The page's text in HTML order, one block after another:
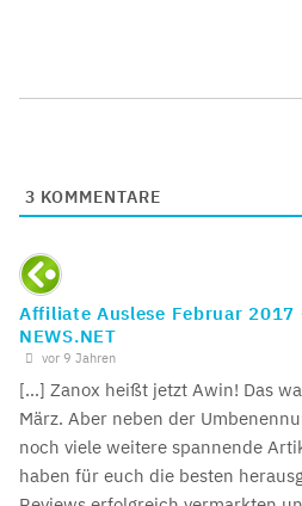
3 KOMMENTARE
Affiliate Auslese Februar 2017
NEWS.NET
vor 9 Jahren
[…] Zanox heißt jetzt Awin! Das
März. Aber neben der
noch viele weitere spannende
haben für euch die besten